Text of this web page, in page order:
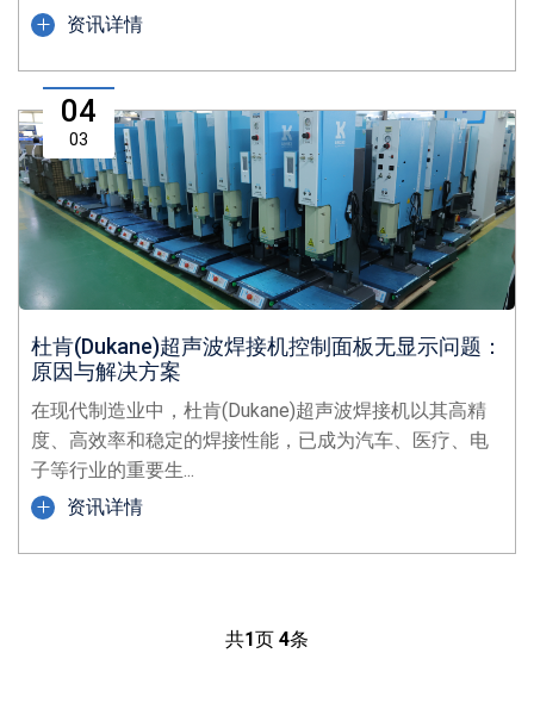
资讯详情
04
03
杜肯(Dukane)超声波焊接机控制面板无显示问题：
原因与解决方案
在现代制造业中，杜肯(Dukane)超声波焊接机以其高精
度、高效率和稳定的焊接性能，已成为汽车、医疗、电
子等行业的重要生...
资讯详情
共1页 4条